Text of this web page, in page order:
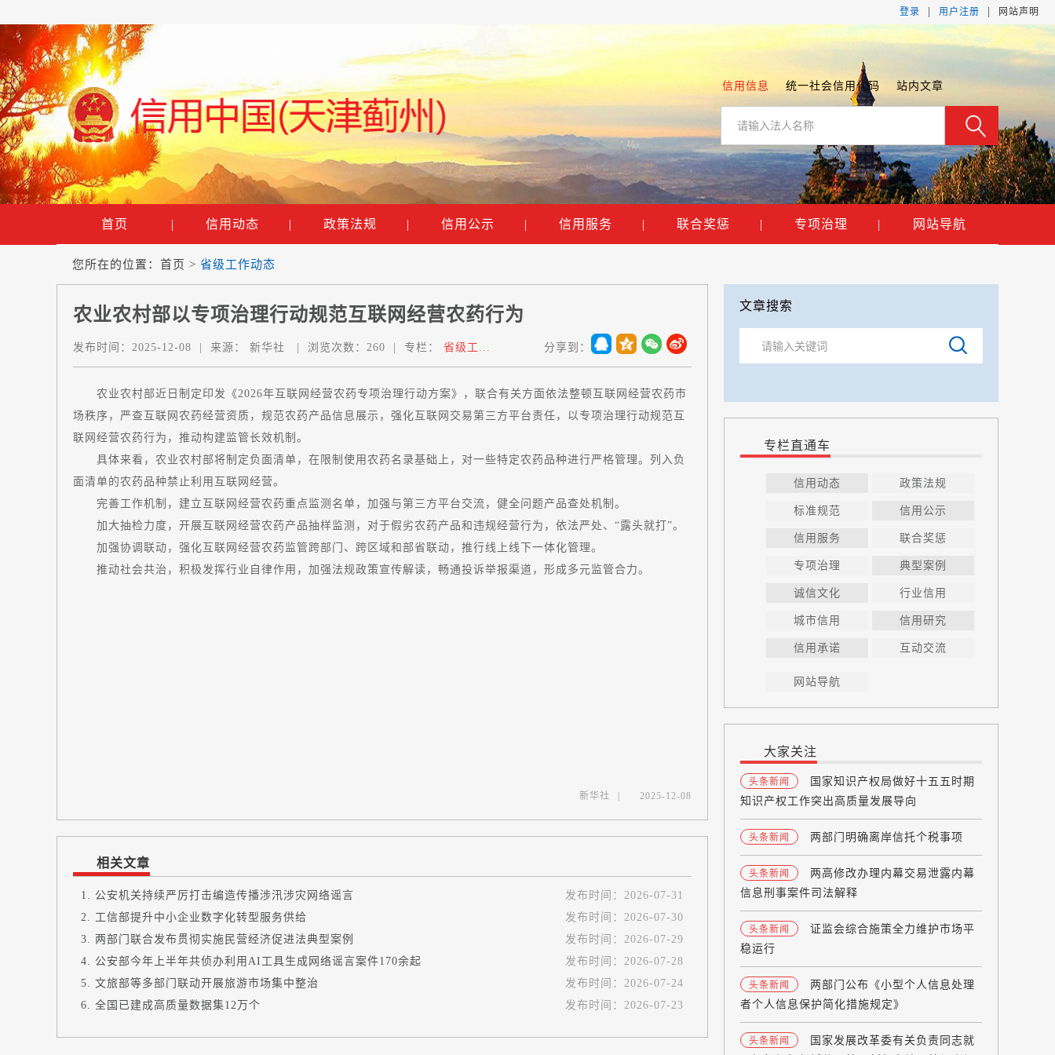
登录 用户注册 网站声明
信用信息 统一社会信用代码 站内文章
首页 | 信用动态 | 政策法规 | 信用公示 | 信用服务 | 联合奖惩 | 专项治理 | 网站导航
您所在的位置： 首页 > 省级工作动态
农业农村部以专项治理行动规范互联网经营农药行为
发布时间： 2025-12-08 来源： 新华社 浏览次数： 260 专栏： 省级工... 分享到：
农业农村部近日制定印发《2026年互联网经营农药专项治理行动方案》，联合有关方面依法整顿互联网经营农药市
场秩序，严查互联网农药经营资质，规范农药产品信息展示，强化互联网交易第三方平台责任，以专项治理行动规范互
联网经营农药行为，推动构建监管长效机制。
具体来看，农业农村部将制定负面清单，在限制使用农药名录基础上，对一些特定农药品种进行严格管理。列入负
面清单的农药品种禁止利用互联网经营。
完善工作机制，建立互联网经营农药重点监测名单，加强与第三方平台交流，健全问题产品查处机制。
加大抽检力度，开展互联网经营农药产品抽样监测，对于假劣农药产品和违规经营行为，依法严处、“露头就打”。
加强协调联动，强化互联网经营农药监管跨部门、跨区域和部省联动，推行线上线下一体化管理。
推动社会共治，积极发挥行业自律作用，加强法规政策宣传解读，畅通投诉举报渠道，形成多元监管合力。
新华社 2025-12-08
相关文章
公安机关持续严厉打击编造传播涉汛涉灾网络谣言 发布时间： 2026-07-31
工信部提升中小企业数字化转型服务供给
发布时间： 2026-07-30
两部门联合发布贯彻实施民营经济促进法典型案例
发布时间： 2026-07-29
公安部今年上半年共侦办利用AI工具生成网络谣言案件170余起
发布时间： 2026-07-28
文旅部等多部门联动开展旅游市场集中整治
发布时间： 2026-07-24
全国已建成高质量数据集12万个
发布时间： 2026-07-23
文章搜索
专栏直通车
信用动态 政策法规
标准规范 信用公示
信用服务 联合奖惩
专项治理 典型案例
诚信文化 行业信用
城市信用 信用研究
信用承诺 互动交流
网站导航
大家关注
头条新闻
国家知识产权局做好十五五时期
知识产权工作突出高质量发展导向
头条新闻 两部门明确离岸信托个税事项
头条新闻
两高修改办理内幕交易泄露内幕
信息刑事案件司法解释
头条新闻
证监会综合施策全力维护市场平
稳运行
头条新闻
两部门公布《小型个人信息处理
者个人信息保护简化措施规定》
头条新闻
国家发展改革委有关负责同志就